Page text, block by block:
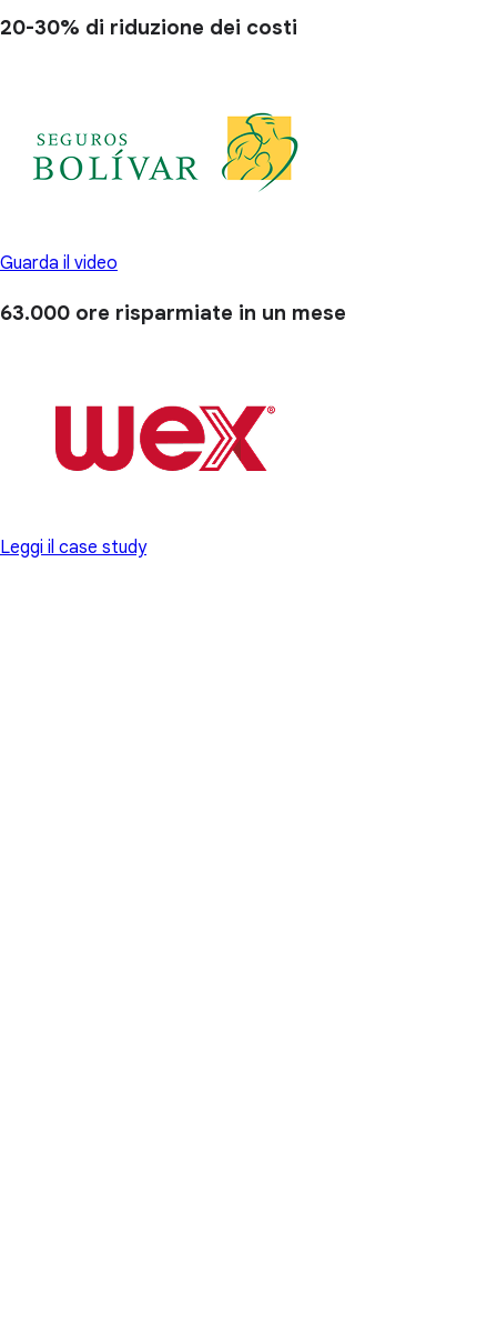
20-30% di riduzione dei costi
Guarda il video
63.000 ore risparmiate in un mese
Leggi il case study